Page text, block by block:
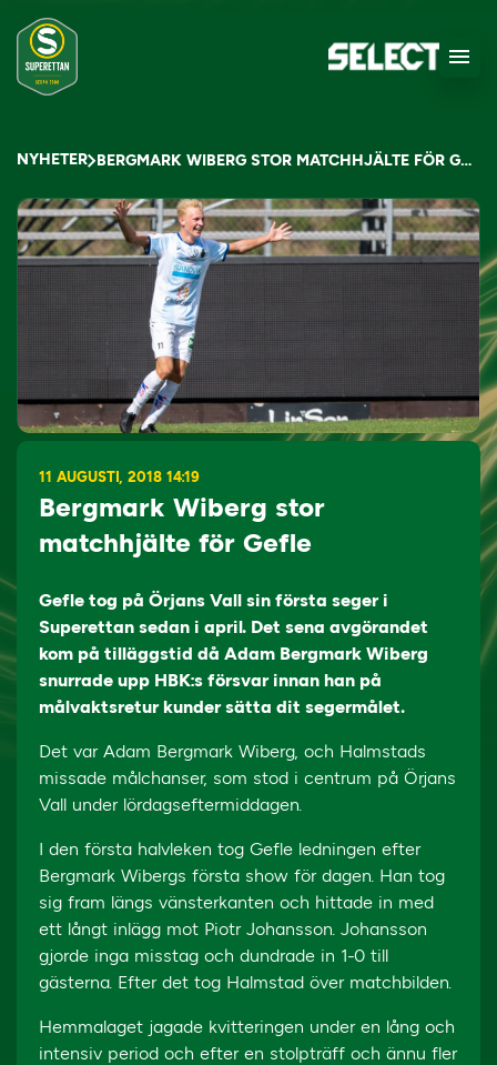
NYHETER BERGMARK WIBERG STOR MATCHHJÄLTE FÖR GEFLE
11 AUGUSTI, 2018 14:19
Bergmark Wiberg stor
matchhjälte för Gefle
Gefle tog på Örjans Vall sin första seger i
Superettan sedan i april. Det sena avgörandet
kom på tilläggstid då Adam Bergmark Wiberg
snurrade upp HBK:s försvar innan han på
målvaktsretur kunder sätta dit segermålet.
Det var Adam Bergmark Wiberg, och Halmstads
missade målchanser, som stod i centrum på Örjans
Vall under lördagseftermiddagen.
I den första halvleken tog Gefle ledningen efter
Bergmark Wibergs första show för dagen. Han tog
sig fram längs vänsterkanten och hittade in med
ett långt inlägg mot Piotr Johansson. Johansson
gjorde inga misstag och dundrade in 1-0 till
gästerna. Efter det tog Halmstad över matchbilden.
Hemmalaget jagade kvitteringen under en lång och
intensiv period och efter en stolpträff och ännu fler